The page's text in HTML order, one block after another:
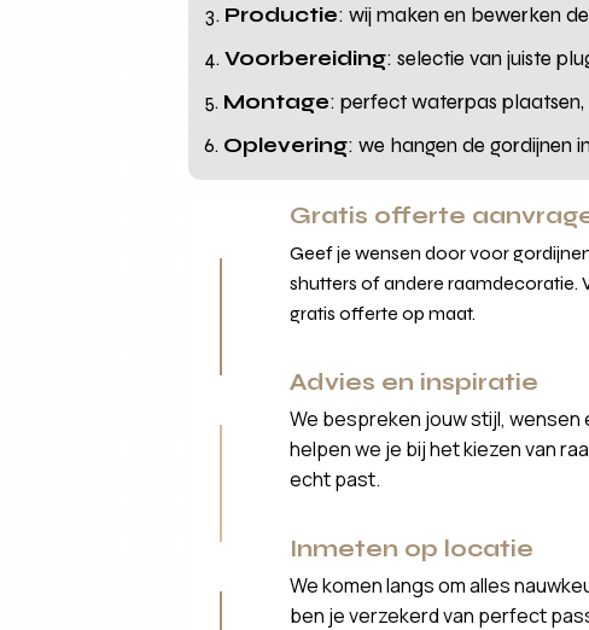
Productie: wij maken en bewerken
Voorbereiding: selectie van juiste
Montage: perfect waterpas plaatsen,
Oplevering: we hangen de gordijnen
Gratis offerte
Geef je wensen door voor
shutters of andere raamdecoratie.
gratis offerte op maat.
Advies en inspiratie
We bespreken jouw stijl, wensen
helpen we je bij het kiezen van
echt past.
Inmeten op locatie
We komen langs om alles
ben je verzekerd van perfect